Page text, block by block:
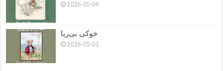
2026-05-06
خوکی بی‌ریا
2026-05-01